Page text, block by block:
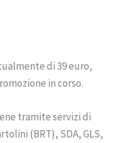
di 39 euro,
in corso.
tramite servizi di
(BRT), SDA, GLS,